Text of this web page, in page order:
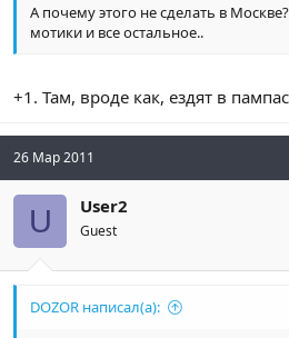
А почему этого не сделать в
мотики и все остальное..
+1. Там, вроде как, ездят в
26 Мар 2011
U User2
Guest
DOZOR написал(а):